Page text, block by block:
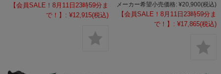
【会員SALE！8月11日23時59分ま
で！】: ¥12,915(税込)
メーカー希望小売価格: ¥20,900(税込)
【会員SALE！8月11日23時59分ま
で！】: ¥17,865(税込)